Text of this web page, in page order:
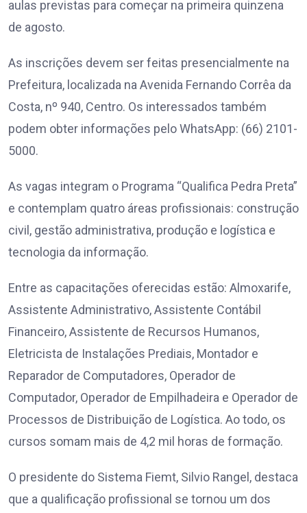
aulas previstas para começar na primeira quinzena
de agosto.
As inscrições devem ser feitas presencialmente na
Prefeitura, localizada na Avenida Fernando Corrêa da
Costa, nº 940, Centro. Os interessados também
podem obter informações pelo WhatsApp: (66) 2101-
5000.
As vagas integram o Programa “Qualifica Pedra Preta”
e contemplam quatro áreas profissionais: construção
civil, gestão administrativa, produção e logística e
tecnologia da informação.
Entre as capacitações oferecidas estão: Almoxarife,
Assistente Administrativo, Assistente Contábil
Financeiro, Assistente de Recursos Humanos,
Eletricista de Instalações Prediais, Montador e
Reparador de Computadores, Operador de
Computador, Operador de Empilhadeira e Operador de
Processos de Distribuição de Logística. Ao todo, os
cursos somam mais de 4,2 mil horas de formação.
O presidente do Sistema Fiemt, Silvio Rangel, destaca
que a qualificação profissional se tornou um dos